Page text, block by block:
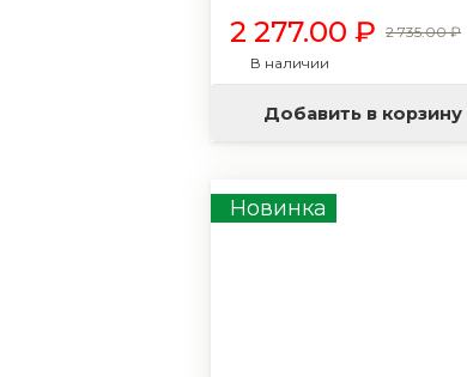
2 277.00 ₽ 2 735.00 ₽
В наличии
Добавить в корзину
Новинка